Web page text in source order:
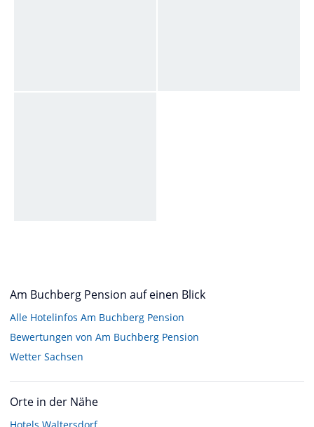
Am Buchberg Pension auf einen Blick
Alle Hotelinfos Am Buchberg Pension
Bewertungen von Am Buchberg Pension
Wetter Sachsen
Orte in der Nähe